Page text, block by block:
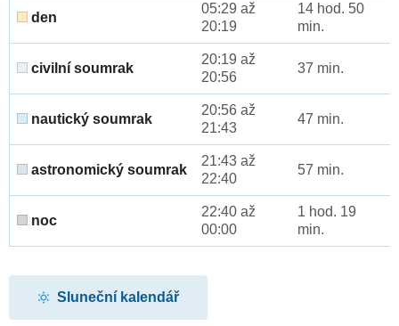
den
05:29 až
20:19
14 hod. 50
min.
civilní soumrak
20:19 až
20:56
37 min.
nautický soumrak
20:56 až
21:43
47 min.
astronomický soumrak
21:43 až
22:40
57 min.
noc
22:40 až
00:00
1 hod. 19
min.
Sluneční kalendář